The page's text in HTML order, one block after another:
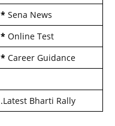
* Sena News
* Online Test
* Career Guidance
.Latest Bharti Rally